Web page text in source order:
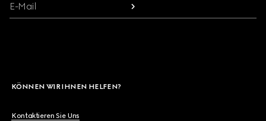
E-Mail
KÖNNEN WIR IHNEN HELFEN?
Kontaktieren Sie Uns